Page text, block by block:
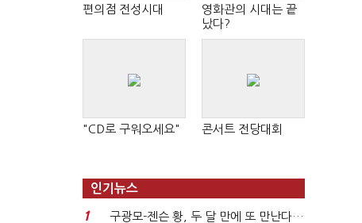
편의점 전성시대
영화관의 시대는 끝
났다?
"CD로 구워오세요" 콘서트 전당대회
인기뉴스
1
구광모-젠슨 황, 두 달 만에 또 만난다…